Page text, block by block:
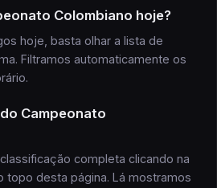
Colombiano hoje?
hoje, basta olhar a lista de
Filtramos automaticamente os
do Campeonato
completa clicando na
topo desta página. Lá mostramos